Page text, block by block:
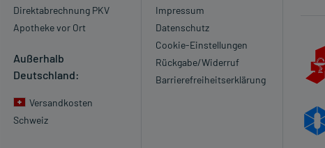
Direktabrechnung PKV
Apotheke vor Ort
Außerhalb
Deutschland:
Versandkosten
Schweiz
Impressum
Datenschutz
Cookie-Einstellungen
Rückgabe/Widerruf
Barrierefreiheitserklärung